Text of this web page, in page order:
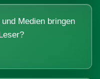
Medien bringen